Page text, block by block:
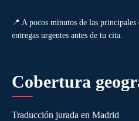
📍 A pocos minutos de las
entregas urgentes antes de tu cita.
Cobertura
Traducción jurada en Madrid